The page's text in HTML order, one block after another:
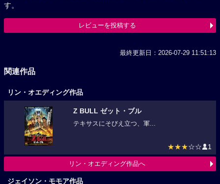
す。
レビューを投稿する
最終更新日：2026-07-29 11:51:13
関連作品
リン・オエディング作品
Z BULL ゼット・ブル
テキサスにそびえ立つ、軍...
★★★☆☆ 1
リン・オエディング作品へ
ジェイソン・モモア作品